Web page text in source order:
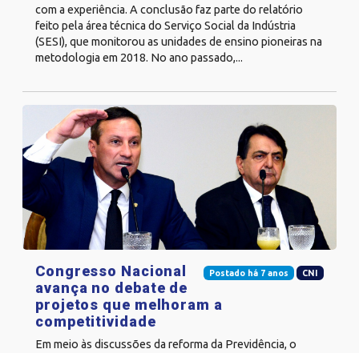
com a experiência. A conclusão faz parte do relatório
feito pela área técnica do Serviço Social da Indústria
(SESI), que monitorou as unidades de ensino pioneiras na
metodologia em 2018. No ano passado,...
Postado há 7 anos CNI
Congresso Nacional
avança no debate de
projetos que melhoram a
competitividade
Em meio às discussões da reforma da Previdência, o